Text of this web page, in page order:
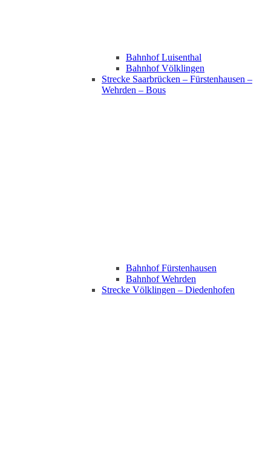
Bahnhof Luisenthal
Bahnhof Völklingen
Strecke Saarbrücken – Fürstenhausen –
Wehrden – Bous
Bahnhof Fürstenhausen
Bahnhof Wehrden
Strecke Völklingen – Diedenhofen